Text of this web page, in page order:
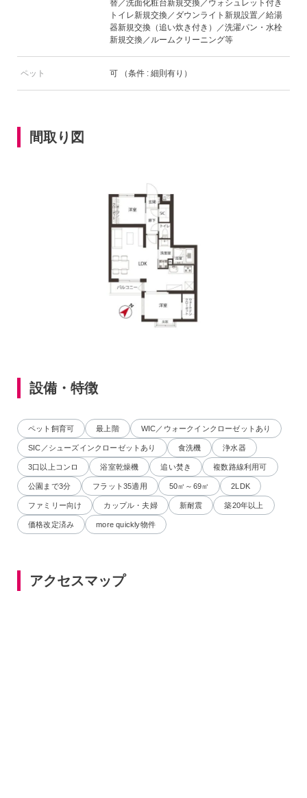
替／洗面化粧台新規交換／ウォシュレット付き
トイレ新規交換／ダウンライト新規設置／給湯
器新規交換（追い炊き付き）／洗濯パン・水栓
新規交換／ルームクリーニング等
ペット 可 （条件 : 細則有り）
間取り図
設備・特徴
ペット飼育可 最上階 WIC／ウォークインクローゼットあり
SIC／シューズインクローゼットあり 食洗機 浄水器
3口以上コンロ 浴室乾燥機 追い焚き 複数路線利用可
公園まで3分 フラット35適用 50㎡～69㎡ 2LDK
ファミリー向け カップル・夫婦 新耐震 築20年以上
価格改定済み more quickly物件
アクセスマップ